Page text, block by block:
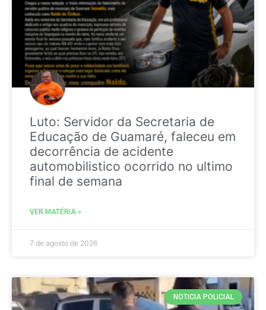
Luto: Servidor da Secretaria de
Educação de Guamaré, faleceu em
decorrência de acidente
automobilistico ocorrido no ultimo
final de semana
VER MATÉRIA »
7 de agosto de 2026
NOTICIA POLICIAL